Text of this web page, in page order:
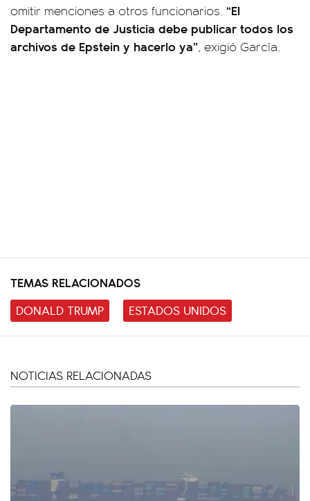
omitir menciones a otros funcionarios. “El
Departamento de Justicia debe publicar todos los
archivos de Epstein y hacerlo ya”, exigió García.
TEMAS RELACIONADOS
DONALD TRUMP
ESTADOS UNIDOS
NOTICIAS RELACIONADAS